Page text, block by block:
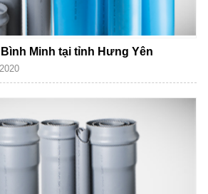
Minh tại tỉnh Hưng Yên